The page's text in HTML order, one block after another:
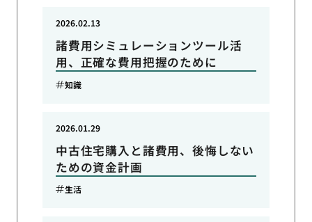
諸費用シミュレーションツール活
用、正確な費用把握のために
2026.02.13
知識
中古住宅購入と諸費用、後悔しない
ための資金計画
2026.01.29
生活